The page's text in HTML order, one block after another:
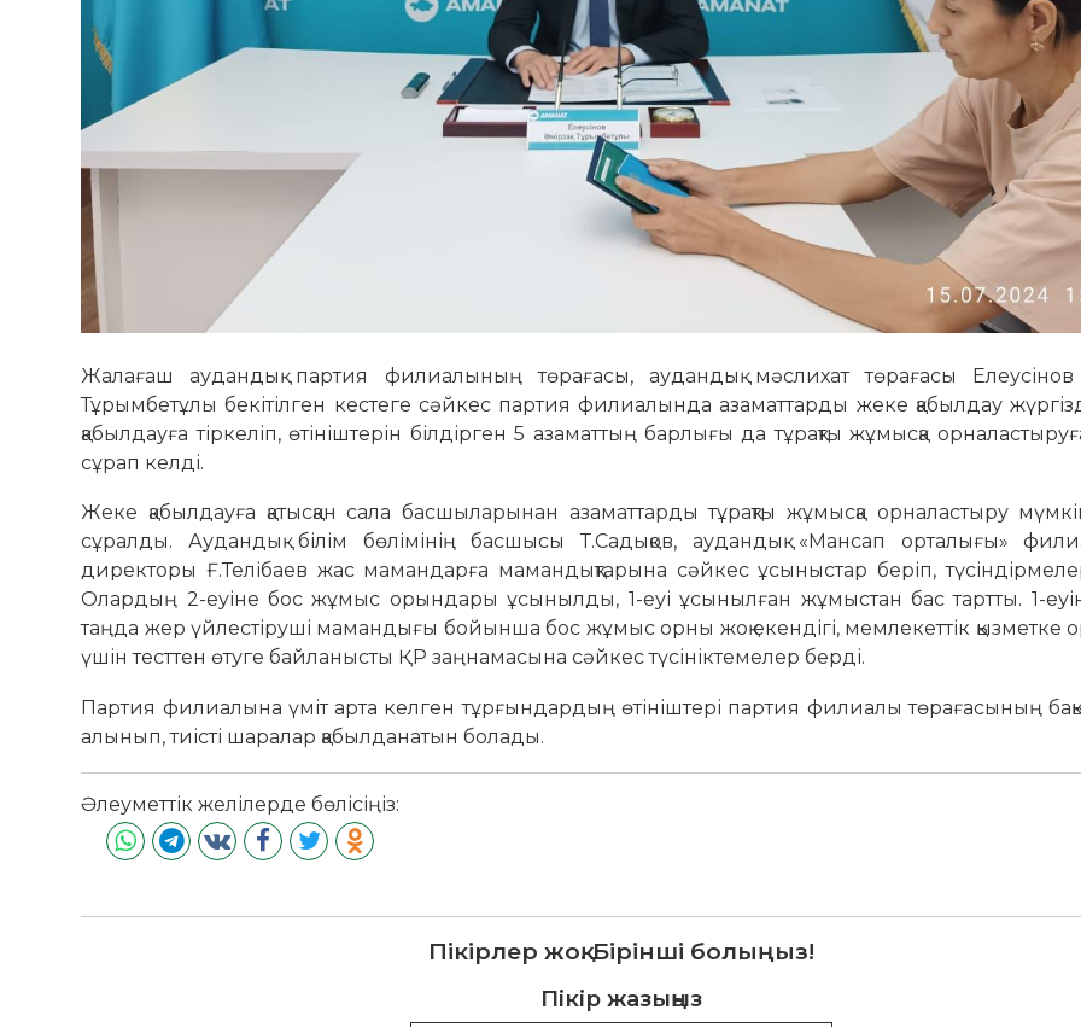
Жалағаш аудандық партия филиалының төрағасы, аудандық мәслихат төрағасы Елеусінов
Тұрымбетұлы бекітілген кестеге сәйкес партия филиалында азаматтарды жеке қабылдау
қабылдауға тіркеліп, өтініштерін білдірген 5 азаматтың барлығы да тұрақты жұмысқа
сұрап келді.
Жеке қабылдауға қатысқан сала басшыларынан азаматтарды тұрақты жұмысқа орналастыру
сұралды. Аудандық білім бөлімінің басшысы Т.Садықов, аудандық «Мансап орталығы»
директоры Ғ.Телібаев жас мамандарға мамандықтарына сәйкес ұсыныстар беріп,
Олардың 2-еуіне бос жұмыс орындары ұсынылды, 1-еуі ұсынылған жұмыстан бас тартты. 1-еуіне
таңда жер үйлестіруші мамандығы бойынша бос жұмыс орны жоқ екендігі, мемлекеттік қызметке
үшін тесттен өтуге байланысты ҚР заңнамасына сәйкес түсініктемелер берді.
Партия филиалына үміт арта келген тұрғындардың өтініштері партия филиалы төрағасының
алынып, тиісті шаралар қабылданатын болады.
Әлеуметтік желілерде бөлісіңіз:
Пікірлер жоқ. Бірінші болыңыз!
Пікір жазыңыз